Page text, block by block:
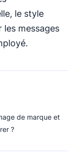
le style
les messages
de marque et
?